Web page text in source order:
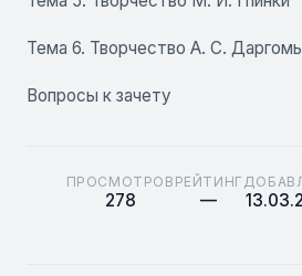
Тема 6. Творчество А. С.
Вопросы к зачету
ПРОСМОТРОВ
278
РЕЙТИНГ
—